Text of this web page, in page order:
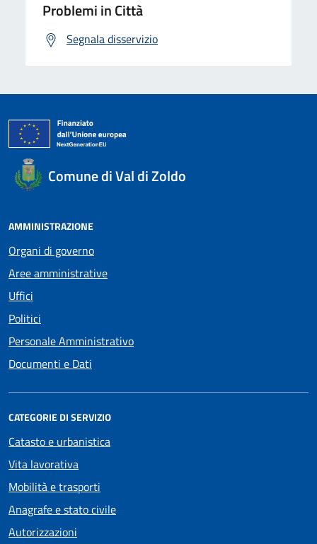
Problemi in Città
Segnala disservizio
Comune di Val di Zoldo
AMMINISTRAZIONE
Organi di governo
Aree amministrative
Uffici
Politici
Personale Amministrativo
Documenti e Dati
CATEGORIE DI SERVIZIO
Catasto e urbanistica
Vita lavorativa
Mobilità e trasporti
Anagrafe e stato civile
Autorizzazioni